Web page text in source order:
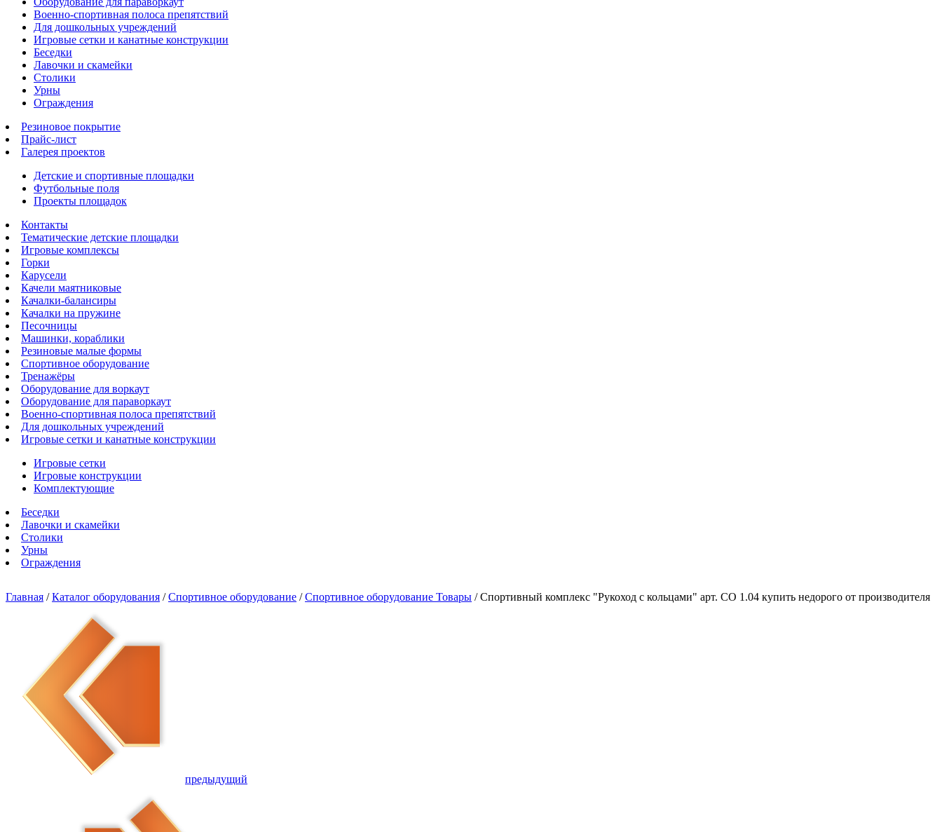
Военно-спортивная полоса препятствий
Для дошкольных учреждений
Игровые сетки и канатные конструкции
Беседки
Лавочки и скамейки
Столики
Урны
Ограждения
Резиновое покрытие
Прайс-лист
Галерея проектов
Детские и спортивные площадки
Футбольные поля
Проекты площадок
Контакты
Тематические детские площадки
Игровые комплексы
Горки
Карусели
Качели маятниковые
Качалки-балансиры
Качалки на пружине
Песочницы
Машинки, кораблики
Резиновые малые формы
Спортивное оборудование
Тренажёры
Оборудование для воркаут
Оборудование для параворкаут
Военно-спортивная полоса препятствий
Для дошкольных учреждений
Игровые сетки и канатные конструкции
Игровые сетки
Игровые конструкции
Комплектующие
Беседки
Лавочки и скамейки
Столики
Урны
Ограждения
Главная /Каталог оборудования /Спортивное оборудование /Спортивное оборудование Товары /Спортивный комплекс "Рукоход с кольцами" арт. СО 1.04 купить недорого от производителя
предыдущий